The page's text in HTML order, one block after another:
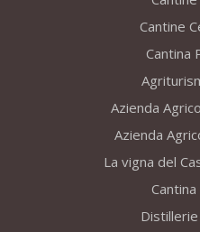
Cantine
Cantina
Azienda
Azienda
La vigna del